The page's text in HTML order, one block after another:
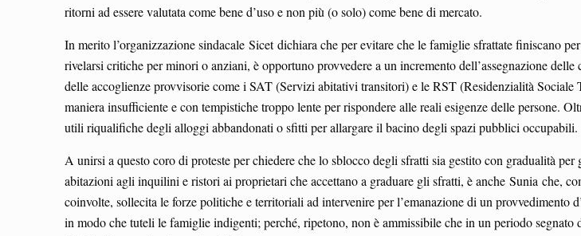
ritorni ad essere valutata come bene d’uso e non più (o solo) come bene di mercato.
In merito l’organizzazione sindacale Sicet dichiara che per evitare che le famiglie sfrattate finiscano
rivelarsi critiche per minori o anziani, è opportuno provvedere a un incremento dell’assegnazione
delle accoglienze provvisorie come i SAT (Servizi abitativi transitori) e le RST (Residenzialità Sociale
maniera insufficiente e con tempistiche troppo lente per rispondere alle reali esigenze delle persone.
utili riqualifiche degli alloggi abbandonati o sfitti per allargare il bacino degli spazi pubblici occupabili.
A unirsi a questo coro di proteste per chiedere che lo sblocco degli sfratti sia gestito con gradualità per
abitazioni agli inquilini e ristori ai proprietari che accettano a graduare gli sfratti, è anche Sunia che,
coinvolte, sollecita le forze politiche e territoriali ad intervenire per l’emanazione di un provvedimento
in modo che tuteli le famiglie indigenti; perché, ripetono, non è ammissibile che in un periodo segnato